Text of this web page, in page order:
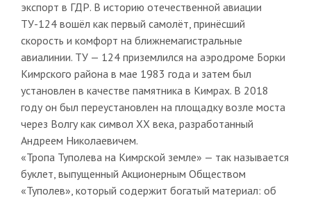
экспорт в ГДР. В историю отечественной авиации
ТУ-124 вошёл как первый самолёт, принёсший
скорость и комфорт на ближнемагистральные
авиалинии. ТУ — 124 приземлился на аэродроме Борки
Кимрского района в мае 1983 года и затем был
установлен в качестве памятника в Кимрах. В 2018
году он был переустановлен на площадку возле моста
через Волгу как символ ХХ века, разработанный
Андреем Николаевичем.
«Тропа Туполева на Кимрской земле» — так называется
буклет, выпущенный Акционерным Обществом
«Туполев», который содержит богатый материал: об